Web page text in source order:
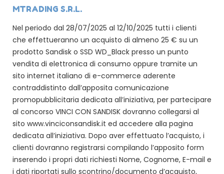
MTRADING S.R.L.
Nel periodo dal 28/07/2025 al 12/10/2025 tutti i clienti
che effettueranno un acquisto di almeno 25 € su un
prodotto Sandisk o SSD WD_Black presso un punto
vendita di elettronica di consumo oppure tramite un
sito internet italiano di e-commerce aderente
contraddistinto dall’apposita comunicazione
promopubblicitaria dedicata all’iniziativa, per partecipare
al concorso VINCI CON SANDISK dovranno collegarsi al
sito www.vinciconsandisk.it ed accedere alla pagina
dedicata all’iniziativa. Dopo aver effettuato l’acquisto, i
clienti dovranno registrarsi compilando l’apposito form
inserendo i propri dati richiesti Nome, Cognome, E-mail e
i dati riportati sullo scontrino/documento d’acquisto,